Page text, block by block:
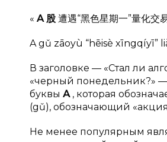
« A 股 遭遇“黑色星期一”量化交
A gǔ zāoyù “hēisè xīngqíyī”
В заголовке — «Стал ли
«черный понедельник?» —
буквы А , которая
(gǔ), обозначающий
Не менее популярным